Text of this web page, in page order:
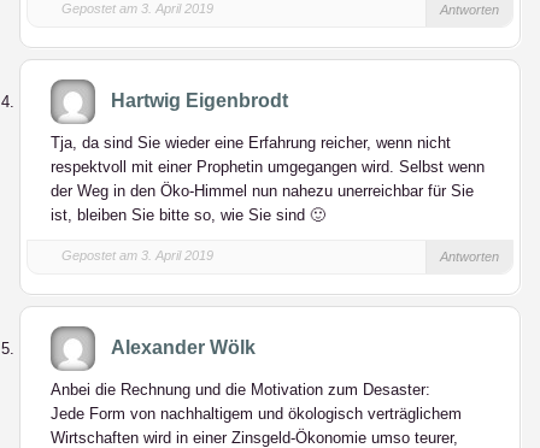
Gepostet am 3. April 2019 Antworten
Hartwig Eigenbrodt
Tja, da sind Sie wieder eine Erfahrung reicher, wenn nicht
respektvoll mit einer Prophetin umgegangen wird. Selbst wenn
der Weg in den Öko-Himmel nun nahezu unerreichbar für Sie
ist, bleiben Sie bitte so, wie Sie sind 🙂
Gepostet am 3. April 2019 Antworten
Alexander Wölk
Anbei die Rechnung und die Motivation zum Desaster:
Jede Form von nachhaltigem und ökologisch verträglichem
Wirtschaften wird in einer Zinsgeld-Ökonomie umso teurer,